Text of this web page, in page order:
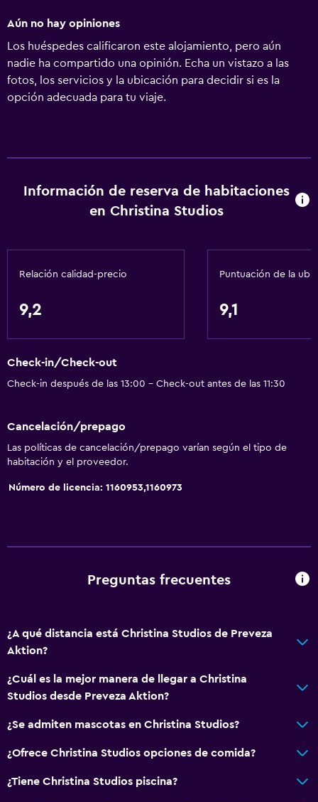
Aún no hay opiniones
Los huéspedes calificaron este alojamiento, pero aún
nadie ha compartido una opinión. Echa un vistazo a las
fotos, los servicios y la ubicación para decidir si es la
opción adecuada para tu viaje.
Información de reserva de habitaciones
en Christina Studios
Relación calidad-precio
9,2
Puntuación de la
9,1
Check-in/Check-out
Check-in después de las 13:00 - Check-out antes de las 11:30
Cancelación/prepago
Las políticas de cancelación/prepago varían según el tipo de
habitación y el proveedor.
Número de licencia: 1160953,1160973
Preguntas frecuentes
¿A qué distancia está Christina Studios de Preveza
Aktion?
¿Cuál es la mejor manera de llegar a Christina
Studios desde Preveza Aktion?
¿Se admiten mascotas en Christina Studios?
¿Ofrece Christina Studios opciones de comida?
¿Tiene Christina Studios piscina?